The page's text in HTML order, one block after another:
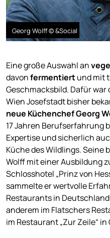
Georg Wolff © &Social
Eine große Auswahl an
davonfermentiertund mit
Geschmacksbild. Dafür
Wien Josefstadt bisher
neue Küchenchef Georg
17 Jahren Berufserfahrung
Expertise und sicherlich
Küche des Wildlings.
Wolff mit einer Ausbildung
Schlosshotel „Prinz von
sammelte er wertvolle
Restaurants in
anderem im Flatschers
im Restaurant „Zur Zeile“